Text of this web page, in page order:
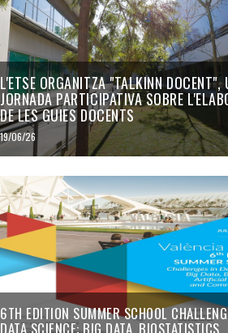
L'ETSE ORGANITZA "TALKINN DOCENT",
JORNADA PARTICIPATIVA SOBRE
DE LES GUIES DOCENTS
19/06/26
6TH EDITION SUMMER SCHOOL
DATA SCIENCE: BIG DATA, BIOSTATISTICS,